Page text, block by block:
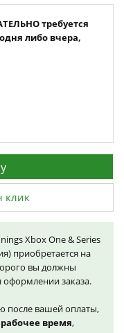
требуется
либо вчера,
клик
Xbox One & Series
приобретается на
вы должны
оформлении заказа.
после вашей оплаты,
время,